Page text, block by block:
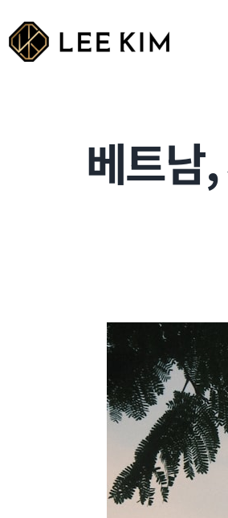
to
content
베트남